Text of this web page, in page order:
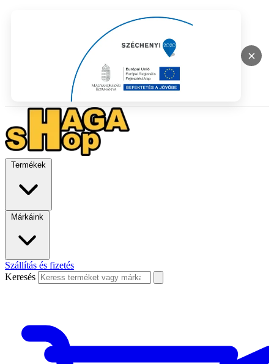
×
Termékek
Márkáink
Szállítás és fizetés
Keresés